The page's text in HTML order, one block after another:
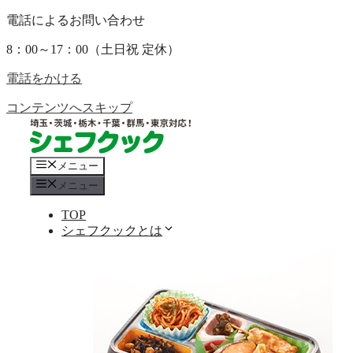
電話によるお問い合わせ
8：00～17：00（土日祝 定休）
電話をかける
コンテンツへスキップ
メニュー
メニュー
TOP
シェフクックとは